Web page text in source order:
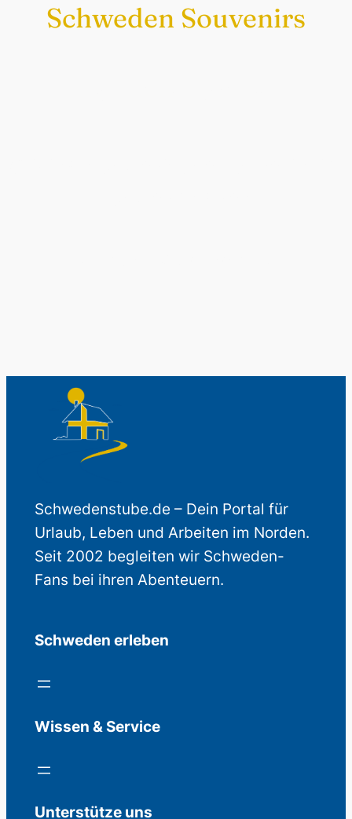
Schweden Souvenirs
Schwedenstube.de – Dein Portal für
Urlaub, Leben und Arbeiten im Norden.
Seit 2002 begleiten wir Schweden-
Fans bei ihren Abenteuern.
Schweden erleben
Wissen & Service
Unterstütze uns